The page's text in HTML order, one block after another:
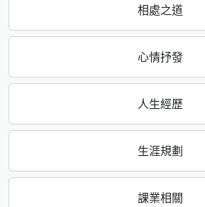
相處之道
心情抒發
人生經歷
生涯規劃
課業相關